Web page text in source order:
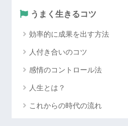
うまく生きるコツ
効率的に成果を出す方法
人付き合いのコツ
感情のコントロール法
人生とは？
これからの時代の流れ